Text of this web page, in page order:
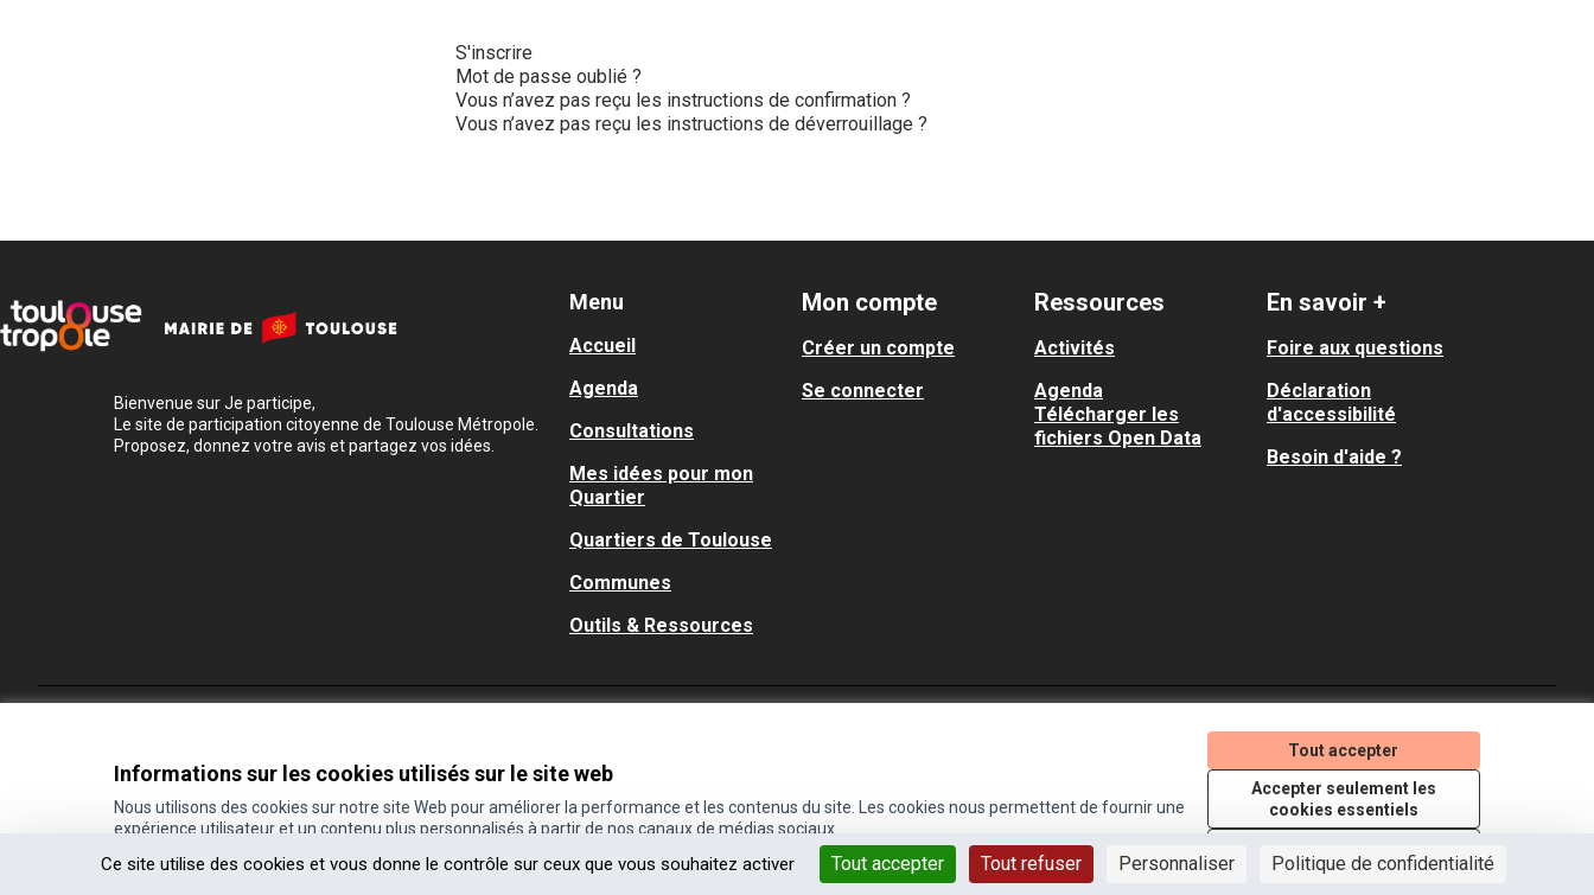
Ce site utilise des cookies et vous donne le contrôle sur ceux que vous souhaitez activer Tout accepter Tout refuser Personnaliser Politique de confidentialité
Informations sur les cookies utilisés sur le site web
Nous utilisons des cookies sur notre site Web pour améliorer la performance et les contenus du site. Les cookies nous permettent de fournir une
expérience utilisateur et un contenu plus personnalisés à partir de nos canaux de médias sociaux.
Tout accepter
Accepter seulement les
cookies essentiels
S'inscrire
Mot de passe oublié ?
Vous n’avez pas reçu les instructions de confirmation ?
Vous n’avez pas reçu les instructions de déverrouillage ?
Bienvenue sur Je participe,
Le site de participation citoyenne de Toulouse Métropole.
Proposez, donnez votre avis et partagez vos idées.
Menu
Accueil
Agenda
Consultations
Mes idées pour mon
Quartier
Quartiers de Toulouse
Communes
Outils & Ressources
Mon compte
Créer un compte
Se connecter
Ressources
Activités
Agenda
Télécharger les
fichiers Open Data
En savoir +
Foire aux questions
Déclaration
d'accessibilité
Besoin d'aide ?
(Lien externe)
(Lien externe)
(Lien externe)
(Lien externe)
Site réalisé grâce aulogiciel libre Decidim
(Lien externe)
.
Licence Creative
(Lien externe)